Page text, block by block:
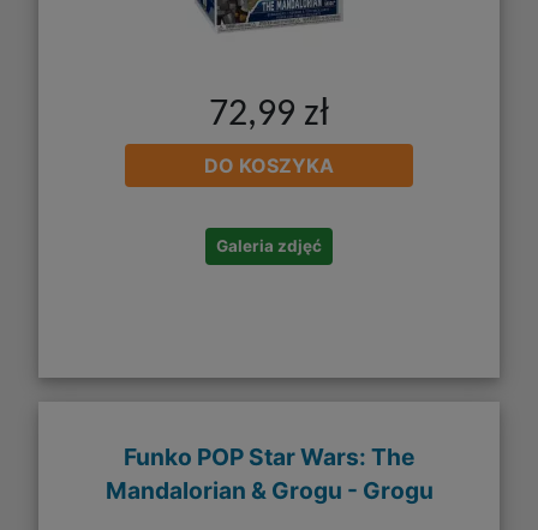
72,99 zł
DO KOSZYKA
Galeria zdjęć
Funko POP Star Wars: The
Mandalorian & Grogu - Grogu